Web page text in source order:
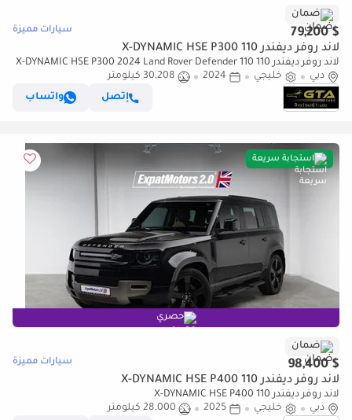
ضمان
$ 79,200 سيارات مميزة
لاند روفر ديفندر 110 X-DYNAMIC HSE P300
لاند روفر ديفندر 110 X-DYNAMIC HSE P300 2024 Land Rover Defender 110
SE P300, Sept/2029 Warranty, Nov/2029 Service Package, Full Service
His
دبي خليجي 2024
30,208 كيلومتر
إتصل
واتساب
استجابة سريعة
حصري
ضمان
$ 98,400 سيارات مميزة
لاند روفر ديفندر 110 X-DYNAMIC HSE P400
لاند روفر ديفندر 110 X-DYNAMIC HSE P400
دبي
خليجي 2025 28,000 كيلومتر